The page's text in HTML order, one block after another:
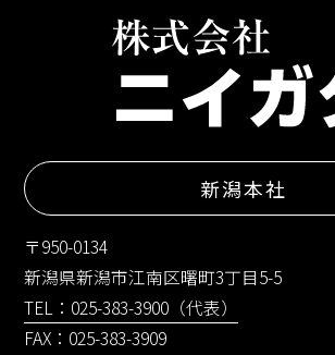
新潟本社
〒950-0134
新潟県新潟市江南区曙町3丁目5-5
TEL：025-383-3900（代表）
FAX：025-383-3909